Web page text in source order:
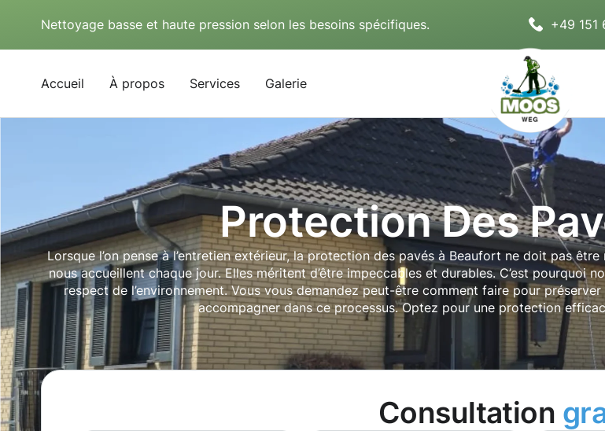
Nettoyage basse et haute pression selon les besoins spécifiques. +49 151
Accueil À propos Services Galerie
Protection Des
Lorsque l’on pense à l’entretien extérieur, la protection des pavés à Beaufort ne doit pas
nous accueillent chaque jour. Elles méritent d’être impeccables et durables. C’est
respect de l’environnement. Vous vous demandez peut-être comment faire pour
accompagner dans ce processus. Optez pour une protection
Consultation